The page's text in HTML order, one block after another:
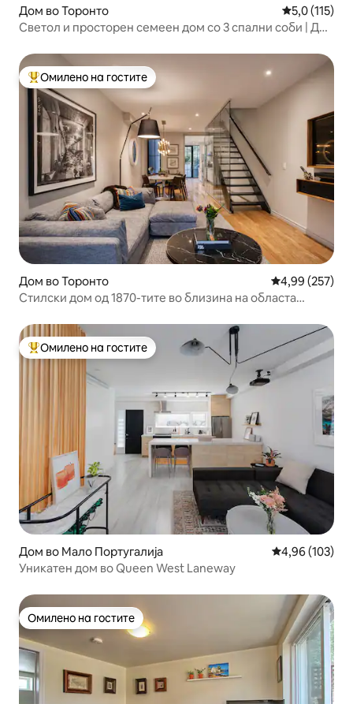
Дом во Торонто Просечна
5,0 (115)
Светол и просторен семеен дом со 3 спални соби | До
Меѓу најуспешните „Омилени на гостите“
Омилено на гостите
Дом во Торонто Просечна
4,99 (257)
Стилски дом од 1870-тите во близина на областа
Меѓу најуспешните „Омилени на гостите“
Омилено на гостите
Дом во Мало Португалија Просечна
4,96 (103)
Уникатен дом во Queen West Laneway
Омилено на гостите
Омилено на гостите